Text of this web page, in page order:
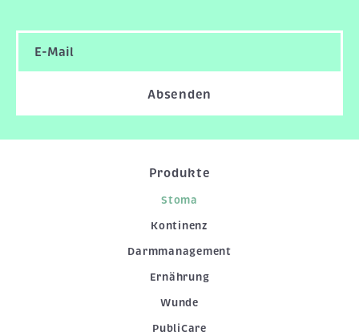
Absenden
Produkte
Stoma
Kontinenz
Darmmanagement
Ernährung
Wunde
PubliCare